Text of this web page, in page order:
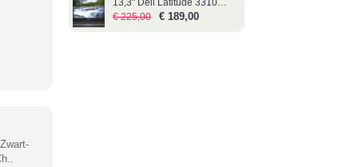
13,3" Dell Latitude 3310 - i5 - 256GB SSD
€ 225,00
€ 189,00